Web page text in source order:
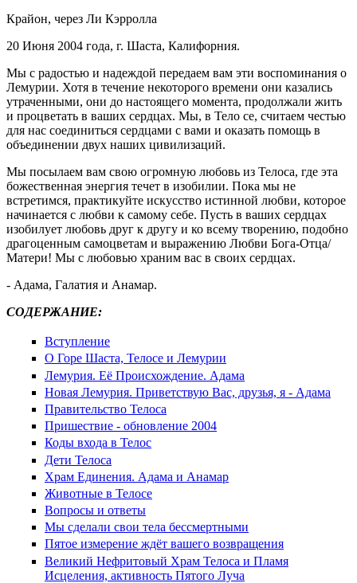
Крайон, через Ли Кэрролла
20 Июня 2004 года, г. Шаста, Калифорния.
Мы с радостью и надеждой передаем вам эти воспоминания о
Лемурии. Хотя в течение некоторого времени они казались
утраченными, они до настоящего момента, продолжали жить
и процветать в ваших сердцах. Мы, в Тело се, считаем честью
для нас соединиться сердцами с вами и оказать помощь в
объединении двух наших цивилизаций.
Мы посылаем вам свою огромную любовь из Телоса, где эта
божественная энергия течет в изобилии. Пока мы не
встретимся, практикуйте искусство истинной любви, которое
начинается с любви к самому себе. Пусть в ваших сердцах
изобилует любовь друг к другу и ко всему творению, подобно
драгоценным самоцветам и выражению Любви Бога-Отца/
Матери! Мы с любовью храним вас в своих сердцах.
- Адама, Галатия и Анамар.
СОДЕРЖАНИЕ:
Вступление
О Горе Шаста, Телосе и Лемурии
Лемурия. Её Происхождение. Адама
Новая Лемурия. Приветствую Вас, друзья, я - Адама
Правительство Телоса
Пришествие - обновление 2004
Коды входа в Телос
Дети Телоса
Храм Единения. Адама и Анамар
Животные в Телосе
Вопросы и ответы
Мы сделали свои тела бессмертными
Пятое измерение ждёт вашего возвращения
Великий Нефритовый Храм Телоса и Пламя
Исцеления, активность Пятого Луча